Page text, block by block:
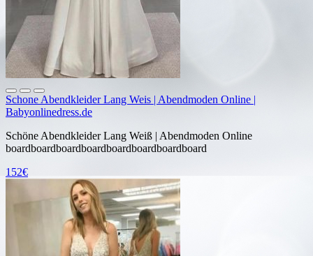
Schone Abendkleider Lang Weis | Abendmoden Online |
Babyonlinedress.de
Schöne Abendkleider Lang Weiß | Abendmoden Online
boardboardboardboardboardboardboardboard
152€